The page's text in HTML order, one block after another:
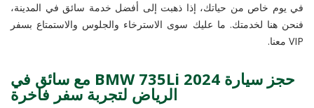
في يوم خاص من حياتك، إذا ذهبت إلى أفضل خدمة سائق في المدينة،
فنحن هنا لخدمتك. ما عليك سوى الاسترخاء والجلوس والاستمتاع بسفر
VIP معنا.
حجز سيارة BMW 735Li 2024 مع سائق في
الرياض لتجربة سفر فاخرة